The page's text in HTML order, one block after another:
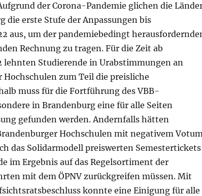
der Corona-Pandemie glichen die
die erste Stufe der Anpassungen bis
aus, um der pandemiebedingt
Rechnung zu tragen. Für die Zeit ab
lehnten Studierende in Urabstimmungen an
zum Teil die preisliche
muss für die Fortführung des VBB-
in Brandenburg eine für alle Seiten
gefunden werden. Andernfalls hätten
Hochschulen mit negativem
das Solidarmodell preiswerten Semestertickets
im Ergebnis auf das Regelsortiment der
mit dem ÖPNV zurückgreifen müssen. Mit
konnte eine Einigung für alle